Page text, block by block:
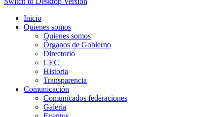
Inicio
Quienes somos
Quienes somos
Órganos de Gobierno
Directorio
CEC
Historia
Transparencia
Comunicación
Comunicados federaciones
Galeria